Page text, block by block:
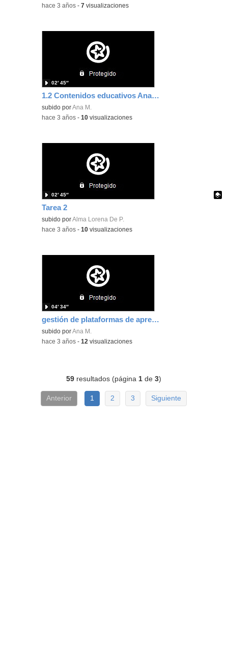
-hace 3 años -7 visualizaciones
1.2 Contenidos educativos Ana Maroto Genially
subido porAna M.
02′ 45″
-hace 3 años -10 visualizaciones
Tarea 2
Contenido educativo.
subido porAlma Lorena De P.
02′ 45″
-hace 3 años -10 visualizaciones
gestión de plataformas de aprendizaje y evaluación Aula Virtual Ana Maroto Robles
subido porAna M.
04′ 34″
-hace 3 años -12 visualizaciones
59 resultados (página 1 de3)
Anterior 1 2 3 Siguiente